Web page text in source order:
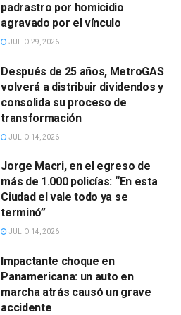
padrastro por homicidio
agravado por el vínculo
JULIO 29, 2026
Después de 25 años, MetroGAS
volverá a distribuir dividendos y
consolida su proceso de
transformación
JULIO 14, 2026
Jorge Macri, en el egreso de
más de 1.000 policías: “En esta
Ciudad el vale todo ya se
terminó”
JULIO 14, 2026
Impactante choque en
Panamericana: un auto en
marcha atrás causó un grave
accidente